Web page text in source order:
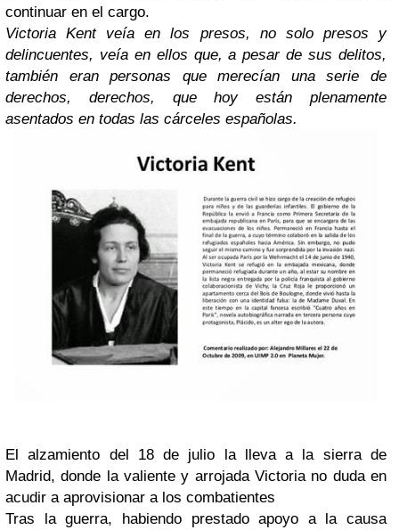
continuar en el cargo.
Victoria Kent veía en los presos, no solo presos y
delincuentes, veía en ellos que, a pesar de sus delitos,
también eran personas que merecían una serie de
derechos, derechos, que hoy están plenamente
asentados en todas las cárceles españolas.
El alzamiento del 18 de julio la lleva a la sierra de
Madrid, donde la valiente y arrojada Victoria no duda en
acudir a aprovisionar a los combatientes
Tras la guerra, habiendo prestado apoyo a la causa